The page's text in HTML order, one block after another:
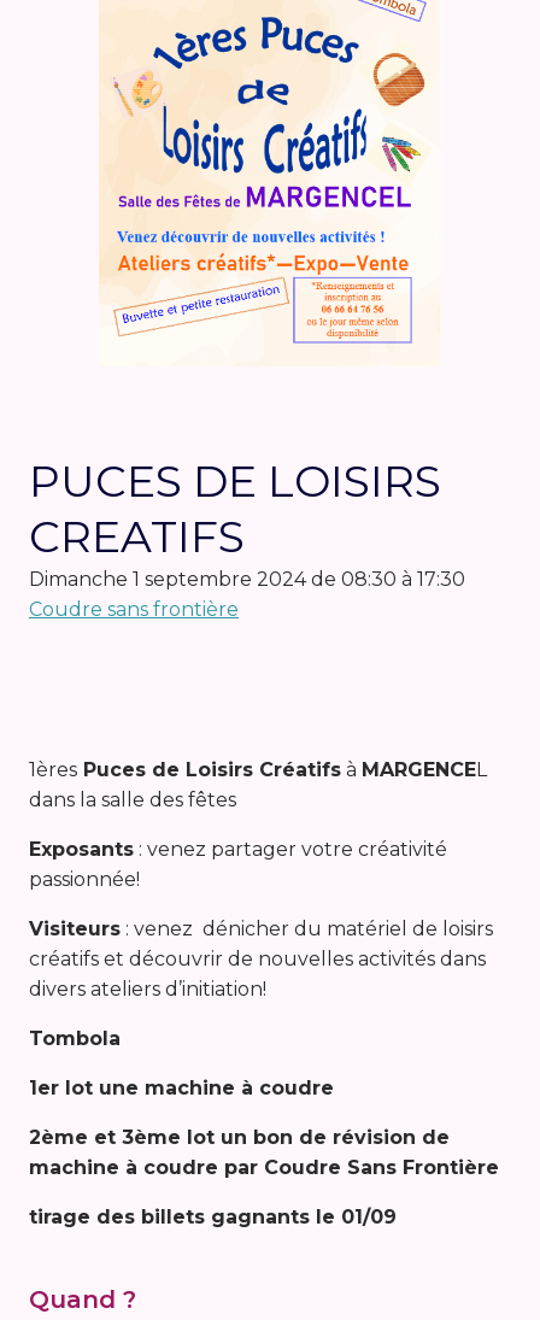
PUCES DE LOISIRS
CREATIFS
dimanche 1 septembre 2024 de 08:30 à 17:30
Coudre sans frontière
1ères Puces de Loisirs Créatifs à MARGENCEL
dans la salle des fêtes
Exposants : venez partager votre créativité
passionnée!
Visiteurs : venez dénicher du matériel de loisirs
créatifs et découvrir de nouvelles activités dans
divers ateliers d’initiation!
Tombola
1er lot une machine à coudre
2ème et 3ème lot un bon de révision de
machine à coudre par Coudre Sans Frontière
tirage des billets gagnants le 01/09
Quand ?